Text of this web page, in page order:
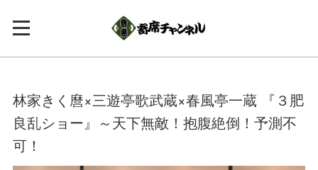
林家きく麿×三遊亭歌武蔵×春風亭一蔵 『３肥
良乱ショー』～天下無敵！抱腹絶倒！予測不
可！